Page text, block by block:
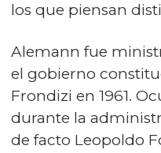
los que piensan
Alemann fue
el gobierno
Frondizi en 1961.
durante la
de facto Leopoldo